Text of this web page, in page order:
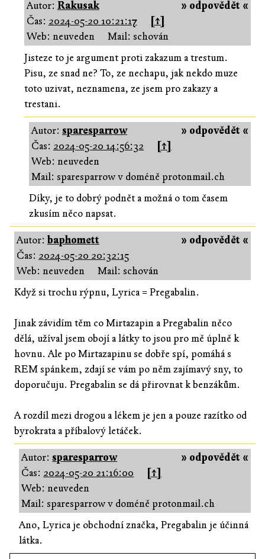
» odpovědět «
Autor: Rakusak
Čas: 2024-05-20 10:21:17
[↑]
Web: neuveden
Mail: schován
Jisteze to je argument proti zakazum a trestum.
Pisu, ze snad ne? To, ze nechapu, jak nekdo muze
toto uzivat, neznamena, ze jsem pro zakazy a
trestani.
» odpovědět «
Autor: sparesparrow
Čas: 2024-05-20 14:56:32
[↑]
Web: neuveden
Mail: sparesparrow v doméně protonmail.ch
Díky, je to dobrý podnět a možná o tom časem
zkusím něco napsat.
» odpovědět «
Autor: baphomett
Čas: 2024-05-20 20:32:15
Web: neuveden
Mail: schován
Když si trochu rýpnu, Lyrica = Pregabalin.
Jinak závidím těm co Mirtazapin a Pregabalin něco
dělá, užíval jsem obojí a látky to jsou pro mě úplně k
hovnu. Ale po Mirtazapinu se dobře spí, pomáhá s
REM spánkem, zdají se vám po něm zajímavý sny, to
doporučuju. Pregabalin se dá přirovnat k benzákům.
A rozdíl mezi drogou a lékem je jen a pouze razítko od
byrokrata a příbalový letáček.
» odpovědět «
Autor:sparesparrow
Čas: 2024-05-20 21:16:00
[↑]
Web: neuveden
Mail: sparesparrow v doméně protonmail.ch
Ano, Lyrica je obchodní značka, Pregabalin je účinná
látka.